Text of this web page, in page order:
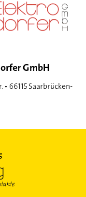
GmbH
• 66115 Saarbrücken-